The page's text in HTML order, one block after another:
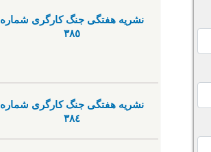
نشریە هفتگی جنگ کارگری شمارە
٣٨٥
نشریە هفتگی جنگ کارگری شمارە
٣٨٤